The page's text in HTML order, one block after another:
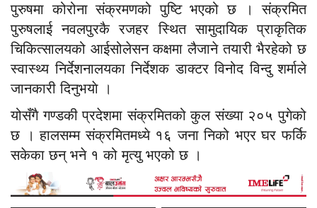
पुरुषमा कोरोना संक्रमणको पुष्टि भएको छ । संक्रमित
पुरुषलाई नवलपुरकै रजहर स्थित सामुदायिक प्राकृतिक
चिकित्सालयको आईसोलेसन कक्षमा लैजाने तयारी भैरहेको छ
स्वास्थ्य निर्देशनालयका निर्देशक डाक्टर विनोद विन्दु शर्माले
जानकारी दिनुभयाे ।
योसँगै गण्डकी प्रदेशमा संक्रमितको कुल संख्या २०५ पुगेको
छ । हालसम्म संक्रमितमध्ये १६ जना निको भएर घर फर्कि
सकेका छन् भने १ को मृत्यु भएको छ ।